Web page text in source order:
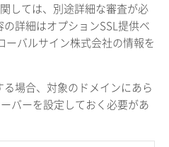
しては、別途詳細な審査が必
詳細はオプションSSL提供ベ
ーバルサイン株式会社の情報を
場合、対象のドメインにあら
バーを設定しておく必要があ